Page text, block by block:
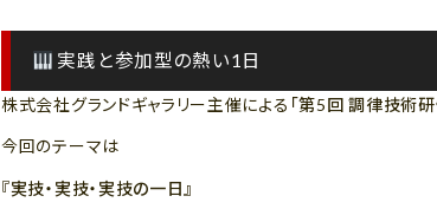
実践と参加型の熱い1日
株式会社グランドギャラリー主催による 「第5回 調律技術研
今回のテーマは
『実技・実技・実技の一日』